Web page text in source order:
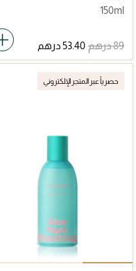
150ml
حصرياً عبر المتجر الإلكتروني